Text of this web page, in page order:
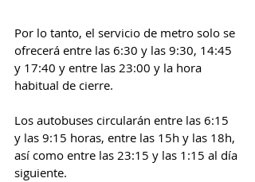
Por lo tanto, el servicio de metro solo se
ofrecerá entre las 6:30 y las 9:30, 14:45
y 17:40 y entre las 23:00 y la hora
habitual de cierre.
Los autobuses circularán entre las 6:15
y las 9:15 horas, entre las 15h y las 18h,
así como entre las 23:15 y las 1:15 al día
siguiente.